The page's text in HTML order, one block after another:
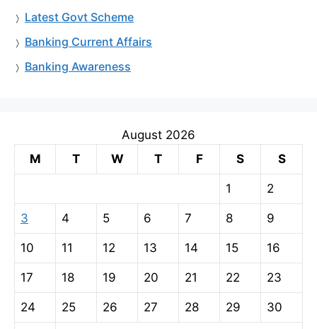
Latest Govt Scheme
Banking Current Affairs
Banking Awareness
August 2026
M
T W T F S S
1 2
3 4 5 6 7 8 9
10 11 12 13 14 15 16
17 18 19 20 21 22 23
24 25 26 27 28 29 30